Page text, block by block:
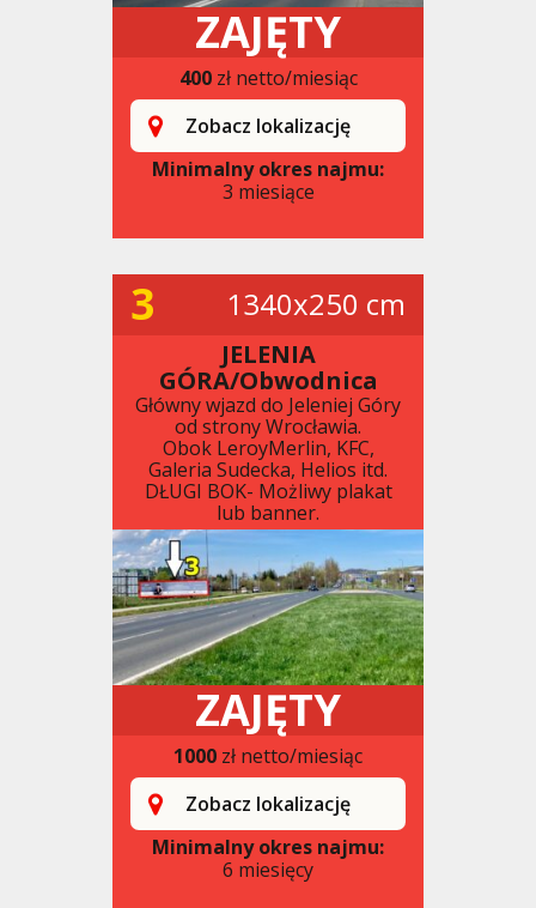
ZAJĘTY
400zł netto/miesiąc
Zobacz lokalizację
Minimalny okres najmu:
3 miesiące
3 1340x250 cm
JELENIA
GÓRA/Obwodnica
Główny wjazd do Jeleniej Góry
od strony Wrocławia.
Obok LeroyMerlin, KFC,
Galeria Sudecka, Helios itd.
DŁUGI BOK- Możliwy plakat
lub banner.
ZAJĘTY
1000 zł netto/miesiąc
Zobacz lokalizację
Minimalny okres najmu:
6 miesięcy